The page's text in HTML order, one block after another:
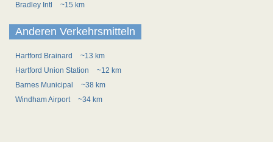
Bradley Intl ~15 km
Anderen Verkehrsmitteln
Hartford Brainard
~13 km
Hartford Union Station
~12 km
Barnes Municipal
~38 km
Windham Airport
~34 km